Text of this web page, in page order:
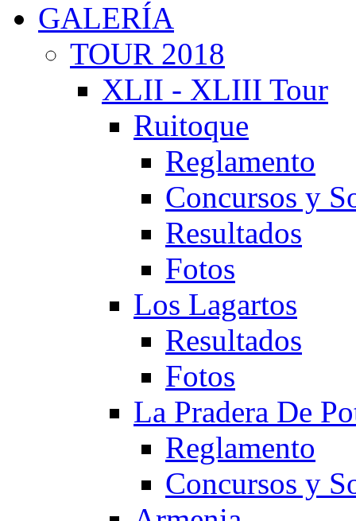
GALERÍA
TOUR 2018
XLII - XLIII Tour
Ruitoque
Reglamento
Concursos y
Resultados
Fotos
Los Lagartos
Resultados
Fotos
La Pradera De
Reglamento
Concursos y